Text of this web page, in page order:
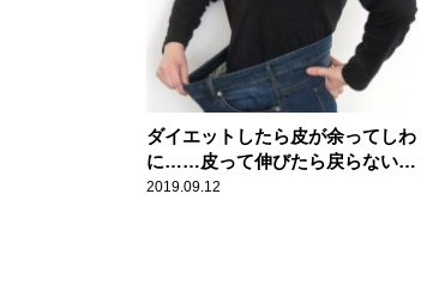
ダイエットしたら皮が余ってしわ
に……皮って伸びたら戻らない
の？ 医師が回答
2019.09.12